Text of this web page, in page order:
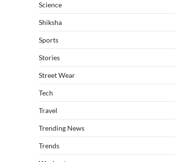
Science
Shiksha
Sports
Stories
Street Wear
Tech
Travel
Trending News
Trends